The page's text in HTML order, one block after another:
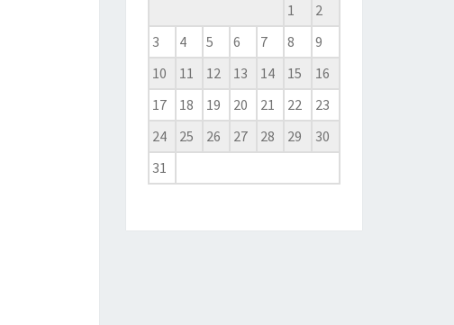
1
2
3
4 5 6 7 8
9
10
11 12 13 14 15
16
17
18 19 20 21 22
23
24
25 26 27 28 29
30
31